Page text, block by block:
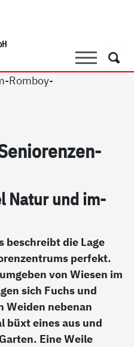
SucheSuche
Na­tur und im­
beschreibt die Lage
perfekt.
von Wiesen im
sich Fuchs und
Weiden nebenan
büxt eines aus und
Eine Weile